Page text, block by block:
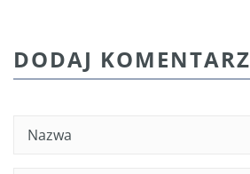
DODAJ KOMENTARZ